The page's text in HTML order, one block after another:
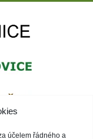
účelem řádného a